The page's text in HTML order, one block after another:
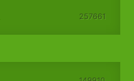
257661